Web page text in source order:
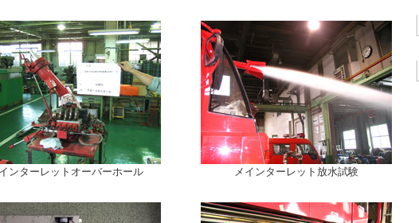
ンターレットオーバーホール メインターレット放水試験